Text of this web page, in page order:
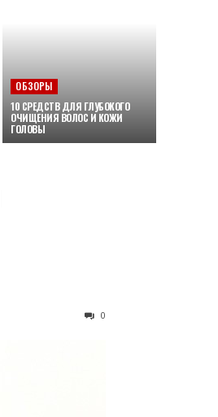
ОБЗОРЫ
10 СРЕДСТВ ДЛЯ ГЛУБОКОГО
ОЧИЩЕНИЯ ВОЛОС И КОЖИ
ГОЛОВЫ
0